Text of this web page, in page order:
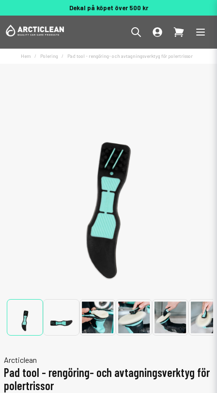
Dekal på köpet över 500 kr
Hem Polering Pad tool - rengöring- och avtagningsverktyg för polertrissor
Arcticlean
Pad tool - rengöring- och avtagningsverktyg för
polertrissor